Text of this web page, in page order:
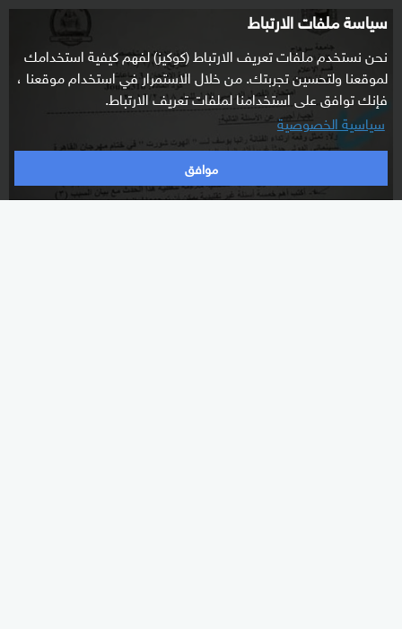
سياسة ملفات الارتباط
نحن نستخدم ملفات تعريف الارتباط (كوكيز) لفهم كيفية استخدامك
لموقعنا ولتحسين تجربتك. من خلال الاستمرار في استخدام موقعنا ،
فإنك توافق على استخدامنا لملفات تعريف الارتباط.
سياسية الخصوصية
موافق